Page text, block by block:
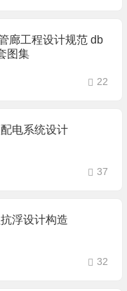
廊工程设计规范 db
图集
22
电系统设计
37
浮设计构造
32